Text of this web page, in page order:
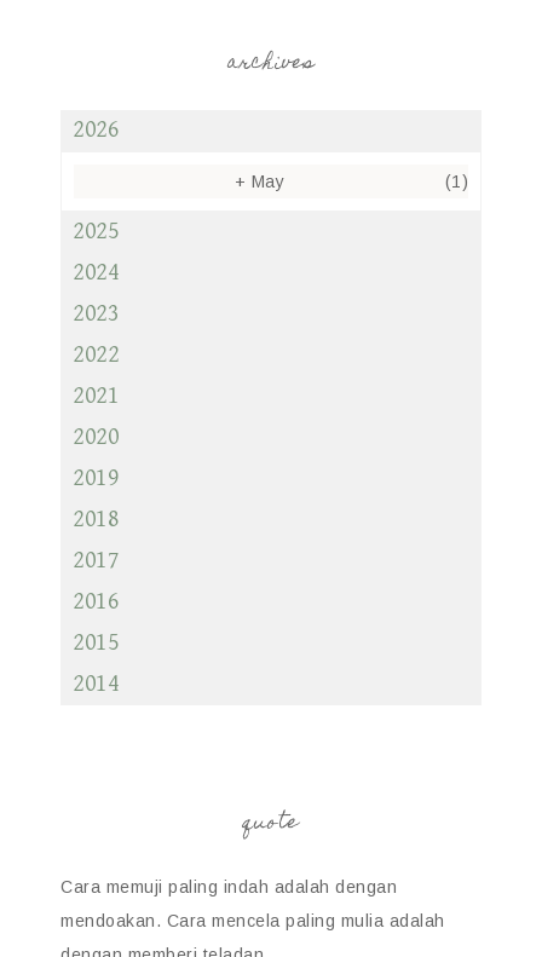
archives
2026
+ May (1)
2025
2024
2023
2022
2021
2020
2019
2018
2017
2016
2015
2014
quote
Cara memuji paling indah adalah dengan
mendoakan. Cara mencela paling mulia adalah